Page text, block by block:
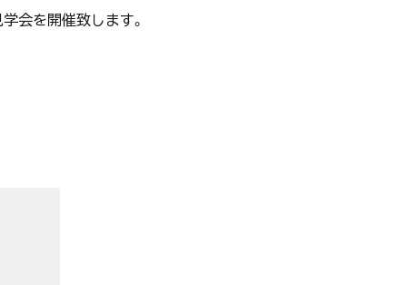
会を開催致します。